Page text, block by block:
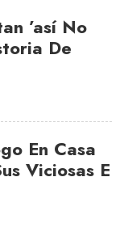
’así No
De
En Casa
Viciosas E